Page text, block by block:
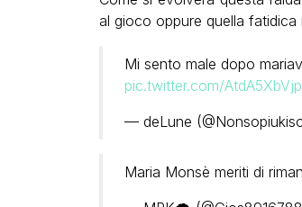
al gioco oppure quella
Mi sento male dopo
pic.twitter.com/AtdA5XbVjp
— deLune
Maria Monsè meriti di